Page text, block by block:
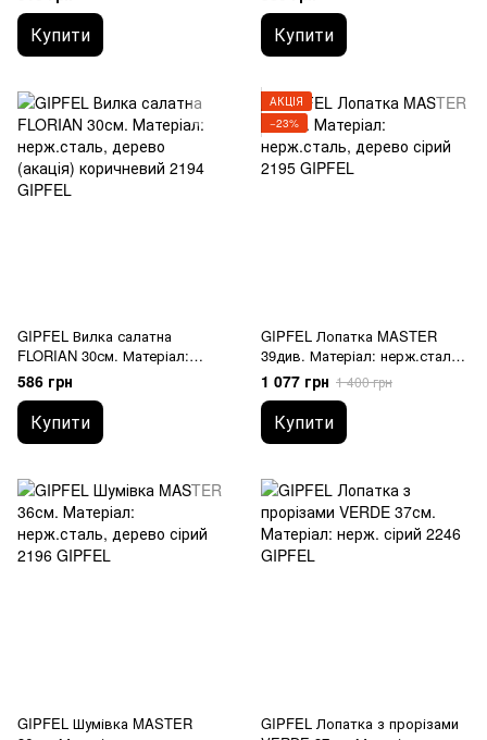
Купити
2191 GIPFEL
Купити
GIPFEL Вилка салатна
FLORIAN 30см. Матеріал:
нерж.сталь, дерево (акація)
2194 GIPFEL
586 грн
Купити
АКЦІЯ
−23%
GIPFEL Лопатка MASTER
39див. Матеріал: нерж.сталь,
дерево 2195 GIPFEL
1 077 грн 1 400 грн
Купити
GIPFEL Шумівка MASTER
GIPFEL Лопатка з прорізами